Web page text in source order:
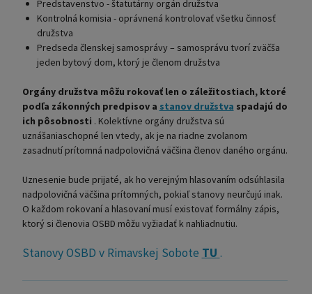
Predstavenstvo - štatutárny orgán družstva
Kontrolná komisia - oprávnená kontrolovať všetku činnosť
družstva
Predseda členskej samosprávy – samosprávu tvorí zväčša
jeden bytový dom, ktorý je členom družstva
Orgány družstva môžu rokovať len o záležitostiach, ktoré
podľa zákonných predpisov a stanov družstva spadajú do
ich pôsobnosti . Kolektívne orgány družstva sú
uznášaniaschopné len vtedy, ak je na riadne zvolanom
zasadnutí prítomná nadpolovičná väčšina členov daného orgánu.
Uznesenie bude prijaté, ak ho verejným hlasovaním odsúhlasila
nadpolovičná väčšina prítomných, pokiaľ stanovy neurčujú inak.
O každom rokovaní a hlasovaní musí existovať formálny zápis,
ktorý si členovia OSBD môžu vyžiadať k nahliadnutiu.
Stanovy OSBD v Rimavskej Sobote TU .